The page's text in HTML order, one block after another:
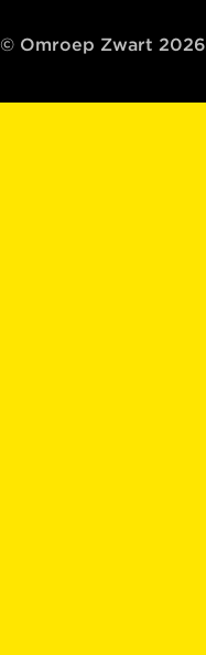
© Omroep Zwart 2026